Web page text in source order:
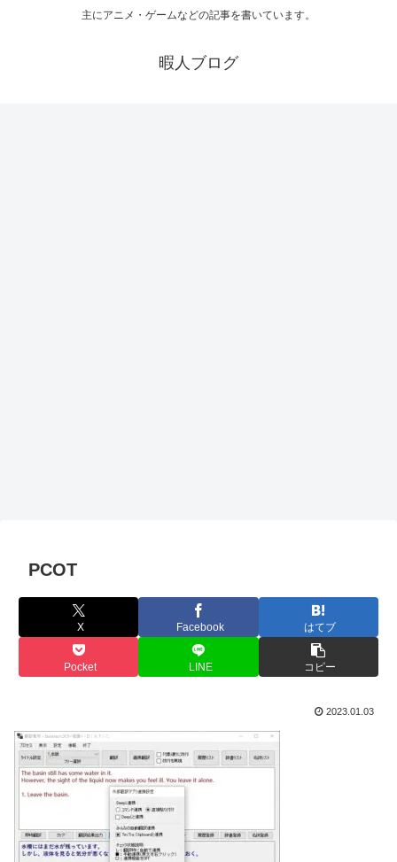
主にアニメ・ゲームなどの記事を書いています。
暇人ブログ
PCOT
X Facebook はてブ
Pocket LINE コピー
2023.01.03